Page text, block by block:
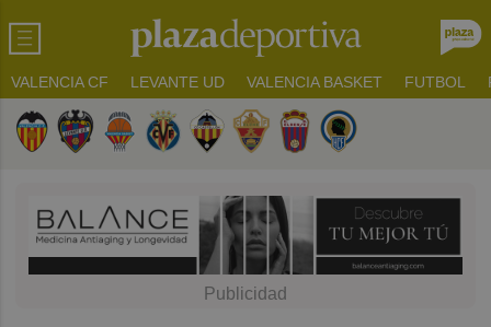
VALENCIA CF LEVANTE UD VALENCIA BASKET FUTBOL